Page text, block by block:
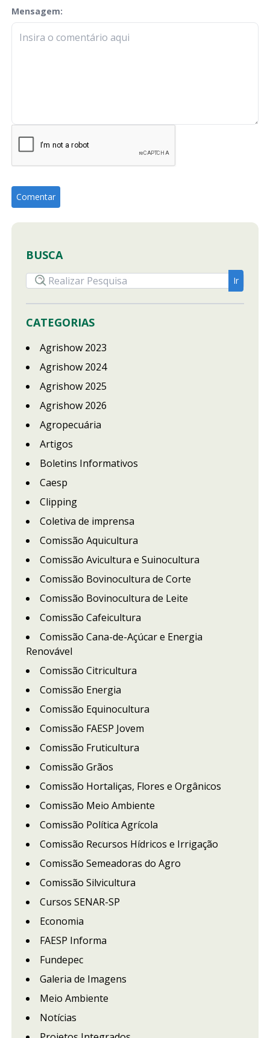
Mensagem:
check-terms
BUSCA
CATEGORIAS
Agrishow 2023
Agrishow 2024
Agrishow 2025
Agrishow 2026
Agropecuária
Artigos
Boletins Informativos
Caesp
Clipping
Coletiva de imprensa
Comissão Aquicultura
Comissão Avicultura e Suinocultura
Comissão Bovinocultura de Corte
Comissão Bovinocultura de Leite
Comissão Cafeicultura
Comissão Cana-de-Açúcar e Energia
Renovável
Comissão Citricultura
Comissão Energia
Comissão Equinocultura
Comissão FAESP Jovem
Comissão Fruticultura
Comissão Grãos
Comissão Hortaliças, Flores e Orgânicos
Comissão Meio Ambiente
Comissão Política Agrícola
Comissão Recursos Hídricos e Irrigação
Comissão Semeadoras do Agro
Comissão Silvicultura
Cursos SENAR-SP
Economia
FAESP Informa
Fundepec
Galeria de Imagens
Meio Ambiente
Notícias